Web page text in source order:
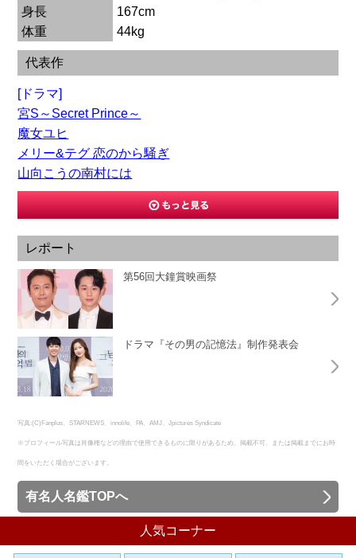
身長
167cm
体重
44kg
代表作
[ドラマ]
宮S～Secret Prince～
魔女ユヒ
メリー&テグ 恋のから騒ぎ
山向こうの南村には
レポート
第56回大鐘賞映画祭
ドラマ『その男の記憶法』制作発表会
写真:(C)Fanplus、STARNEWS、innolife、PA、AMJ、Jpictures Syndicate
※プロフィール写真は肖像権などの理由で使用できるものに限りがあるため、掲載不可、または掲載までにお時
間をいただく場合がございます。
有名人名鑑TOPへ
人気コーナー